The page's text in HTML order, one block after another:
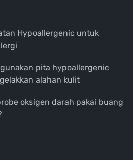
Hypoallergenic untuk
pita hypoallergenic
alahan kulit
oksigen darah pakai buang